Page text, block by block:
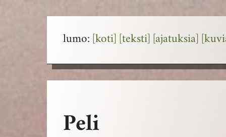
lumo: [koti] [teksti] [ajatuksia]
Peli